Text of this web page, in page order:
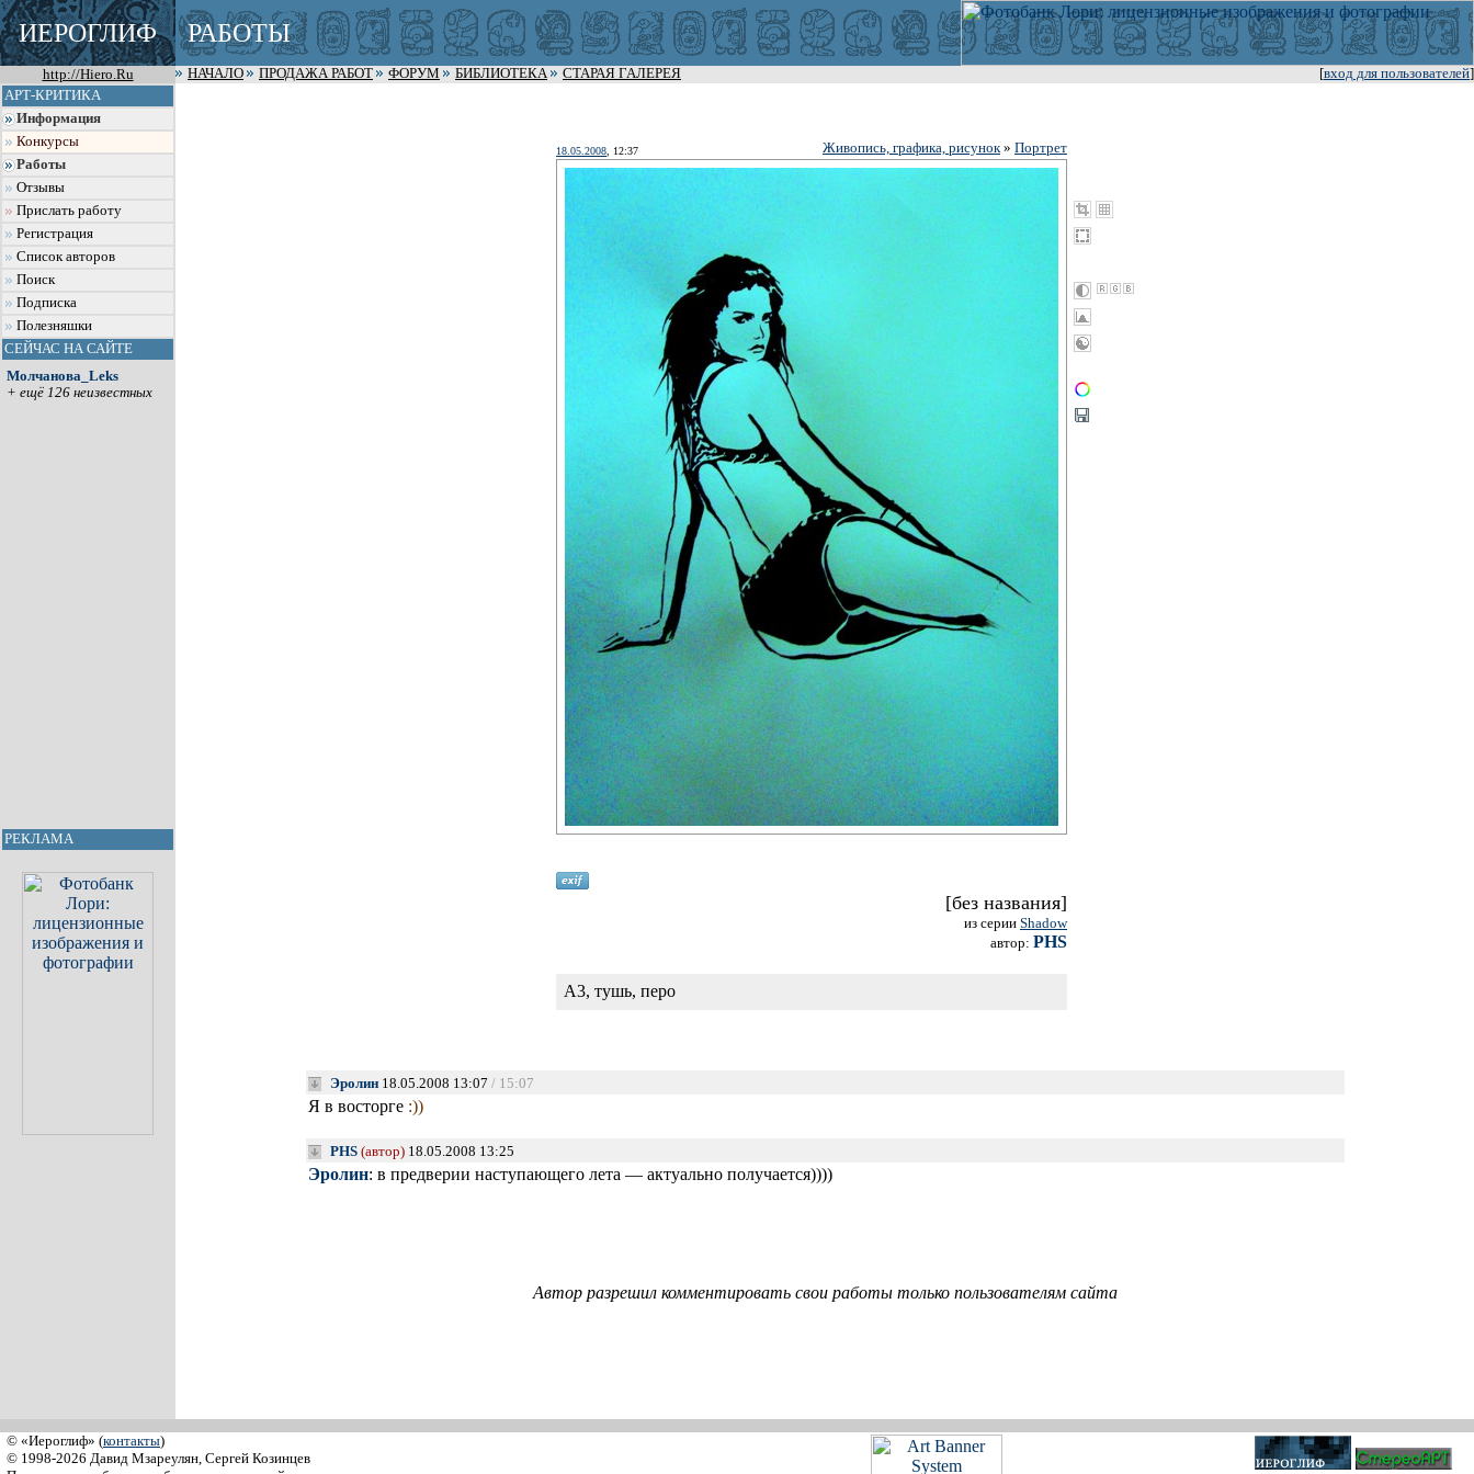
ИЕРОГЛИФ РАБОТЫ
http://Hiero.Ru [вход для пользователей]
НАЧАЛО ПРОДАЖА РАБОТ ФОРУМ БИБЛИОТЕКА
СТАРАЯ ГАЛЕРЕЯ
АРТ-КРИТИКА
Информация
Конкурсы
Работы
Отзывы
Прислать работу
Регистрация
Список авторов
Поиск
Подписка
Полезняшки
СЕЙЧАС НА САЙТЕ
Молчанова_Leks
+ ещё 126 неизвестных
РЕКЛАМА
18.05.2008 , 12:37 Живопись, графика, рисунок» Портрет
[без названия]
из серии Shadow
автор: PHS
А3, тушь, перо
Эролин18.05.2008 13:07 / 15:07
Я в восторге :))
PHS (автор)18.05.2008 13:25
Эролин: в предверии наступающего лета — актуально получается))))
Автор разрешил комментировать свои работы только пользователям сайта
© «Иероглиф» (контакты)
© 1998-2026 Давид Мзареулян, Сергей Козинцев